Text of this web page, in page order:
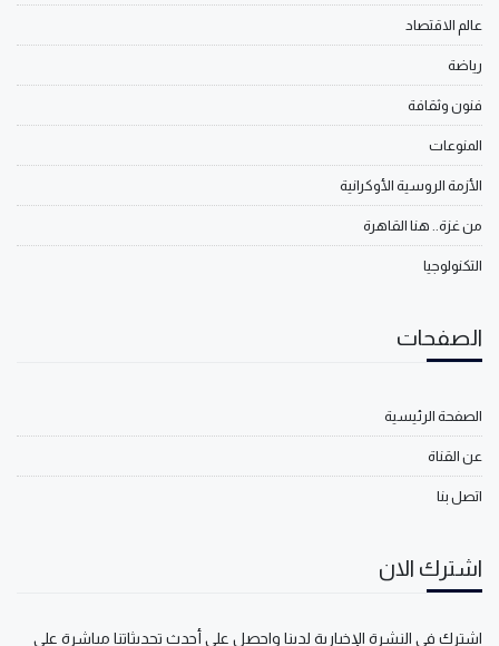
عالم الاقتصاد
رياضة
فنون وثقافة
المنوعات
الأزمة الروسية الأوكرانية
من غزة.. هنا القاهرة
التكنولوجيا
الصفحات
الصفحة الرئيسية
عن القناة
اتصل بنا
اشترك الان
اشترك في النشرة الإخبارية لدينا واحصل على أحدث تحديثاتنا مباشرة على